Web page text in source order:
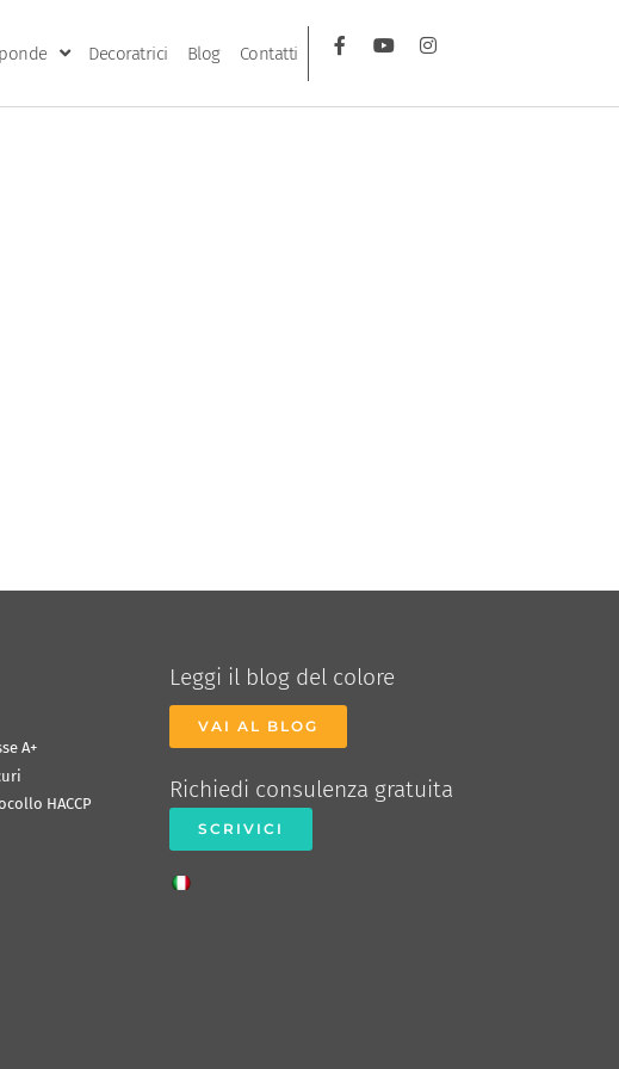
Decoratrici Blog Contatti
A+
HACCP
Leggi il blog del colore
VAI AL BLOG
Richiedi consulenza gratuita
SCRIVICI